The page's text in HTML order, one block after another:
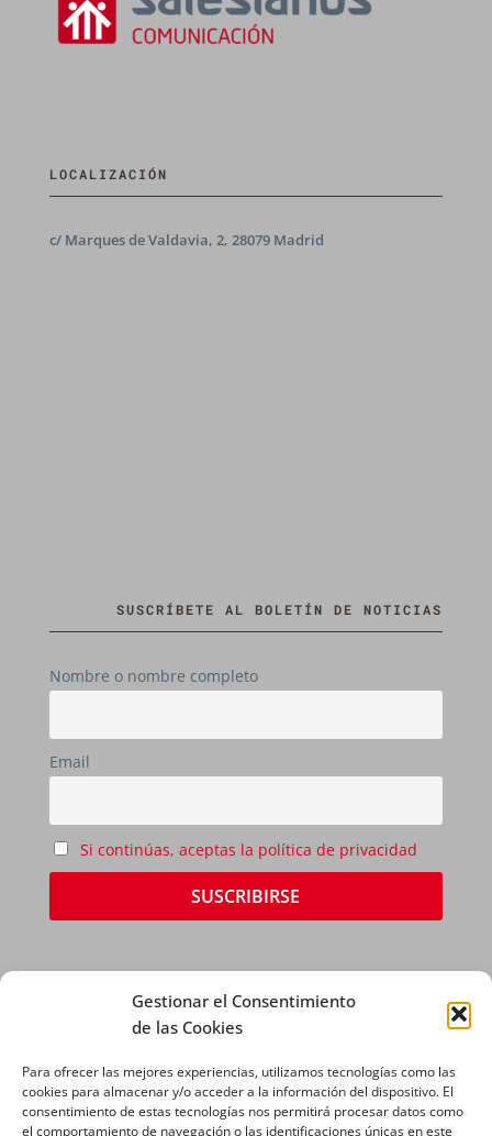
Gestionar el Consentimiento
de las Cookies
Para ofrecer las mejores experiencias, utilizamos tecnologías como las
cookies para almacenar y/o acceder a la información del dispositivo. El
consentimiento de estas tecnologías nos permitirá procesar datos como
el comportamiento de navegación o las identificaciones únicas en este
LOCALIZACIÓN
c/ Marques de Valdavia, 2, 28079 Madrid
SUSCRÍBETE AL BOLETÍN DE NOTICIAS
Nombre o nombre completo
Email
Si continúas, aceptas la política de privacidad
AVISO LEGAL|POLÍTICA DE PRIVACIDAD|
POLÍTICA DE COOKIES